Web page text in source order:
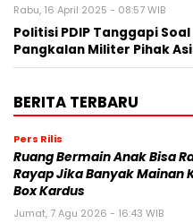
Rabu, 16 April 2025 - 08:57 WIB
Politisi PDIP Tanggapi
Pangkalan Militer Pihak
BERITA TERBARU
Pers Rilis
Ruang Bermain Anak Bisa
Rayap Jika Banyak Mainan
Box Kardus
Jumat, 7 Agu 2026 - 16:43 WIB